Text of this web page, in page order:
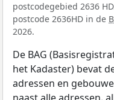
postcodegebied 2636
postcode 2636HD in de
2026.
De BAG
het Kadaster) bevat
adressen en